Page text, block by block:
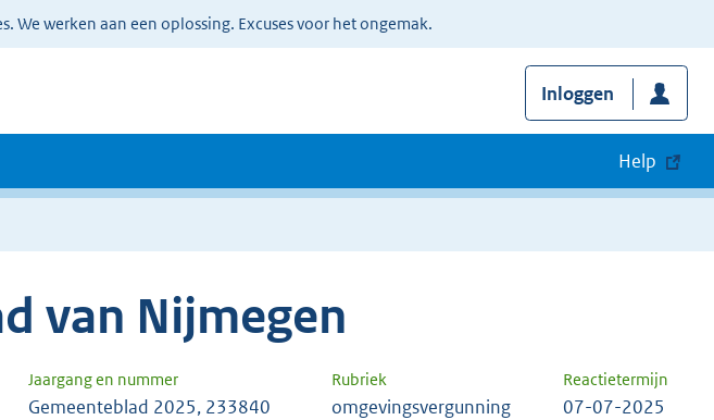
werken aan een oplossing. Excuses voor het ongemak.
Inloggen
Help
van Nijmegen
Jaargang en nummer Rubriek Reactietermijn
Gemeenteblad 2025, 233840 omgevingsvergunning 07-07-2025